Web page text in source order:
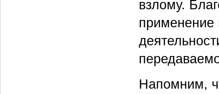
взлому.
применение
Напомним,